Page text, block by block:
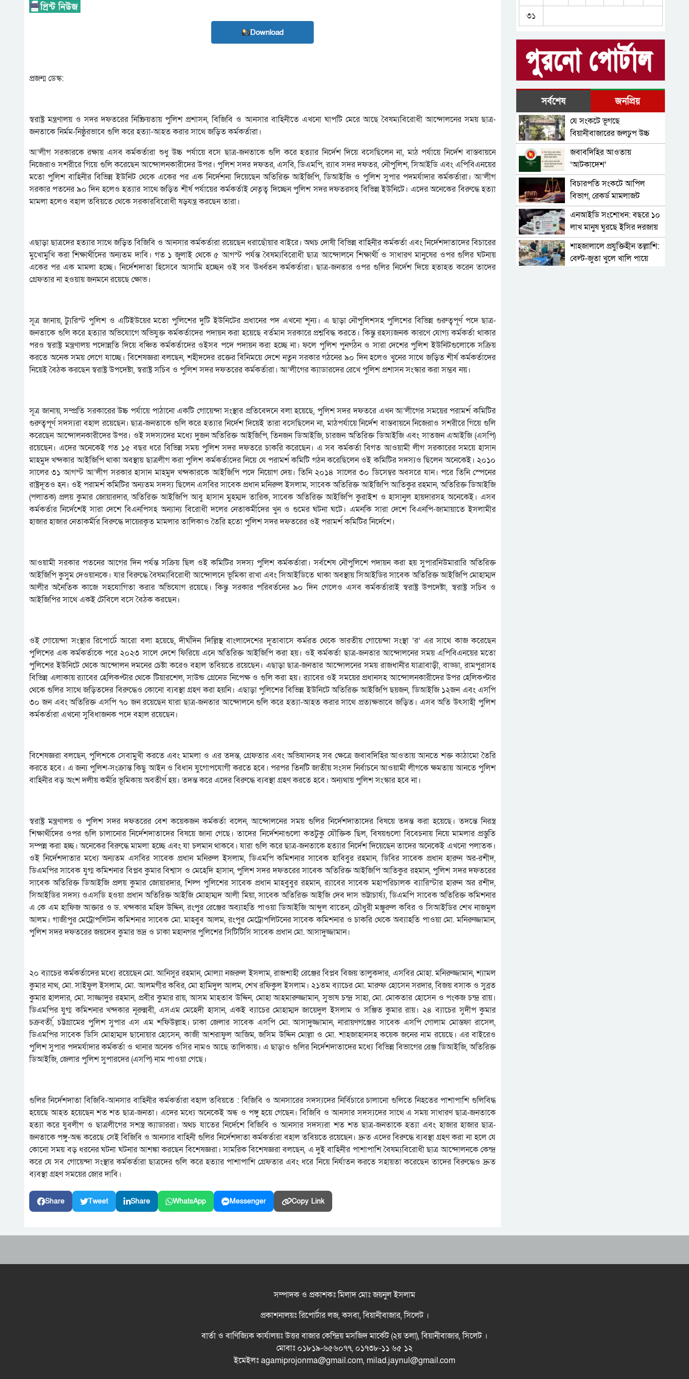
Download
প্রজন্ম ডেস্ক:
স্বরাষ্ট্র মন্ত্রণালয় ও সদর দফতরের নিষ্ক্রিয়তায় পুলিশ প্রশাসন, বিজিবি ও আনসার বাহিনীতে এখনো ঘাপটি মেরে আছে বৈষম্যবিরোধী আন্দোলনের সময় ছাত্র-
জনতাকে নির্মম-নিষ্ঠুরভাবে গুলি করে হত্যা-আহত করার সাথে জড়িত কর্মকর্তারা।
আ’লীগ সরকারকে রক্ষায় এসব কর্মকর্তারা শুধু উচ্চ পর্যায়ে বসে ছাত্র-জনতাকে গুলি করে হত্যার নির্দেশ দিয়ে বসেছিলেন না, মাঠ পর্যায়ে নির্দেশ বাস্তবায়নে
নিজেরাও সশরীরে গিয়ে গুলি করেছেন আন্দোলনকারীদের উপর। পুলিশ সদর দফতর, এসবি, ডিএমপি, র‌্যাব সদর দফতর, নৌপুলিশ, সিআইডি এবং এপিবিএনয়ের
মতো পুলিশ বাহিনীর বিভিন্ন ইউনিট থেকে একের পর এক নির্দেশনা দিয়েছেন অতিরিক্ত আইজিপি, ডিআইজি ও পুলিশ সুপার পদমর্যাদার কর্মকর্তারা। আ’লীগ
সরকার পতনের ৯০ দিন হলেও হত্যার সাথে জড়িত শীর্ষ পর্যায়ের কর্মকর্তাই নেতৃত্ব দিচ্ছেন পুলিশ সদর দফতরসহ বিভিন্ন ইউনিটে। এদের অনেকের বিরুদ্ধে হত্যা
মামলা হলেও বহাল তবিয়তে থেকে সরকারবিরোধী ষড়যন্ত্র করছেন তারা।
এছাড়া ছাত্রদের হত্যার সাথে জড়িত বিজিবি ও আনসার কর্মকর্তারা রয়েছেন ধরাছোঁয়ার বাইরে। অথচ দোষী বিভিন্ন বাহিনীর কর্মকর্তা এবং নির্দেশদাতাদের বিচারের
মুখোমুখি করা শিক্ষার্থীদের অন্যতম দাবি। গত ১ জুলাই থেকে ৫ আগস্ট পর্যন্ত বৈষম্যবিরোধী ছাত্র আন্দোলনে শিক্ষার্থী ও সাধারণ মানুষের ওপর গুলির ঘটনায়
একের পর এক মামলা হচ্ছে। নির্দেশদাতা হিসেবে আসামি হচ্ছেন ওই সব ঊর্ধ্বতন কর্মকর্তারা। ছাত্র-জনতার ওপর গুলির নির্দেশ দিয়ে হতাহত করেন তাদের
গ্রেফতার না হওয়ায় জনমনে রয়েছে ক্ষোভ।
সূত্র জানায়, ট্যুরিস্ট পুলিশ ও এটিইউয়ের মতো পুলিশের দুটি ইউনিটের প্রধানের পদ এখনো শূন্য। এ ছাড়া নৌপুলিশসহ পুলিশের বিভিন্ন গুরুত্বপূর্ণ পদে ছাত্র-
জনতাকে গুলি করে হত্যার অভিযোগে অভিযুক্ত কর্মকর্তাদের পদায়ন করা হয়েছে বর্তমান সরকারে প্রশ্নবিদ্ধ করতে। কিন্তু রহস্যজনক কারণে যোগ্য কর্মকর্তা থাকার
পরও স্বরাষ্ট্র মন্ত্রণালয় পদোন্নতি দিয়ে বঞ্চিত কর্মকর্তাদের ওইসব পদে পদায়ন করা হচ্ছে না। ফলে পুলিশ পুনর্গঠন ও সারা দেশের পুলিশ ইউনিটগুলোকে সক্রিয়
করতে অনেক সময় লেগে যাচ্ছে। বিশেষজ্ঞরা বলছেন, শহীদদের রক্তের বিনিময়ে দেশে নতুন সরকার গঠনের ৯০ দিন হলেও খুনের সাথে জড়িত শীর্ষ কর্মকর্তাদের
নিয়েই বৈঠক করছেন স্বরাষ্ট্র উপদেষ্টা, স্বরাষ্ট্র সচিব ও পুলিশ সদর দফতরের কর্মকর্তারা। আ’লীগের ক্যাডারদের রেখে পুলিশ প্রশাসন সংস্কার করা সম্ভব নয়।
সূত্র জানায়, সম্প্রতি সরকারের উচ্চ পর্যায়ে পাঠানো একটি গোয়েন্দা সংস্থার প্রতিবেদনে বলা হয়েছে, পুলিশ সদর দফতরে এখন আ’লীগের সময়ের পরামর্শ কমিটির
গুরুত্বপূর্ণ সদস্যরা বহাল রয়েছেন। ছাত্র-জনতাকে গুলি করে হত্যার নির্দেশ দিয়েই তারা বসেছিলেন না, মাঠপর্যায়ে নির্দেশ বাস্তবায়নে নিজেরাও সশরীরে গিয়ে গুলি
করেছেন আন্দোলনকারীদের উপর। ওই সদস্যদের মধ্যে দুজন অতিরিক্ত আইজিপি, তিনজন ডিআইজি, চারজন অতিরিক্ত ডিআইজি এবং সাতজন এআইজি (এসপি)
রয়েছেন। এদের অনেকেই গত ১৫ বছর ধরে বিভিন্ন সময় পুলিশ সদর দফতরে চাকরি করেছেন। এ সব কর্মকর্তা বিগত আওয়ামী লীগ সরকারের সময়ে হাসান
মাহমুদ খন্দকার আইজিপি থাকা অবস্থায় ছাত্রলীগ করা পুলিশ কর্মকর্তাদের নিয়ে যে পরামর্শ কমিটি গঠন করেছিলেন ওই কমিটির সদস্যও ছিলেন অনেকেই। ২০১০
সালের ৩১ আগস্ট আ’লীগ সরকার হাসান মাহমুদ খন্দকারকে আইজিপি পদে নিয়োগ দেয়। তিনি ২০১৪ সালের ৩০ ডিসেম্বর অবসরে যান। পরে তিনি স্পেনের
রাষ্ট্রদূতও হন। ওই পরামর্শ কমিটির অন্যতম সদস্য ছিলেন এসবির সাবেক প্রধান মনিরুল ইসলাম, সাবেক অতিরিক্ত আইজিপি আতিকুর রহমান, অতিরিক্ত ডিআইজি
(পলাতক) প্রলয় কুমার জোয়ারদার, অতিরিক্ত আইজিপি আবু হাসান মুহম্মদ তারিক, সাবেক অতিরিক্ত আইজিপি কুরাইশ ও হাসানুল হায়দারসহ অনেকেই। এসব
কর্মকর্তার নির্দেশেই সারা দেশে বিএনপিসহ অন্যান্য বিরোধী দলের নেতাকর্মীদের খুন ও গুমের ঘটনা ঘটে। এমনকি সারা দেশে বিএনপি-জামায়াতে ইসলামীর
হাজার হাজার নেতাকর্মীর বিরুদ্ধে দায়েরকৃত মামলার তালিকাও তৈরি হতো পুলিশ সদর দফতরের ওই পরামর্শ কমিটির নির্দেশে।
আওয়ামী সরকার পতনের আগের দিন পর্যন্ত সক্রিয় ছিল ওই কমিটির সদস্য পুলিশ কর্মকর্তারা। সর্বশেষ নৌপুলিশে পদায়ন করা হয় সুপারনিউমারারি অতিরিক্ত
আইজিপি কুসুম দেওয়ানকে। যার বিরুদ্ধে বৈষম্যবিরোধী আন্দোলনে ভূমিকা রাখা এবং সিআইডিতে থাকা অবস্থায় সিআইডির সাবেক অতিরিক্ত আইজিপি মোহাম্মদ
আলীর অনৈতিক কাজে সহযোগিতা করার অভিযোগ রয়েছে। কিন্তু সরকার পরিবর্তনের ৯০ দিন গেলেও এসব কর্মকর্তারাই স্বরাষ্ট্র উপদেষ্টা, স্বরাষ্ট্র সচিব ও
আইজিপির সাথে একই টেবিলে বসে বৈঠক করছেন।
ওই গোয়েন্দা সংস্থার রিপোর্টে আরো বলা হয়েছে, দীর্ঘদিন দিল্লিস্থ বাংলাদেশের দূতাবাসে কর্মরত থেকে ভারতীয় গোয়েন্দা সংস্থা ‘র’ এর সাথে কাজ করেছেন
পুলিশের এক কর্মকর্তাকে পরে ২০২৩ সালে দেশে ফিরিয়ে এনে অতিরিক্ত আইজিপি করা হয়। ওই কর্মকর্তা ছাত্র-জনতার আন্দোলনের সময় এপিবিএনয়ের মতো
পুলিশের ইউনিটে থেকে আন্দোলন দমনের চেষ্টা করেও বহাল তবিয়তে রয়েছেন। এছাড়া ছাত্র-জনতার আন্দোলনের সময় রাজধানীর যাত্রাবাড়ী, বাড্ডা, রামপুরাসহ
বিভিন্ন এলাকায় র‌্যাবের হেলিকপ্টার থেকে টিয়ারশেল, সাউন্ড গ্রেনেড নিপেক্ষ ও গুলি করা হয়। র‌্যাবের ওই সময়ের প্রধানসহ আন্দোলনকারীদের উপর হেলিকপ্টার
থেকে গুলির সাথে জড়িতদের বিরুদ্ধেও কোনো ব্যবস্থা গ্রহণ করা হয়নি। এছাড়া পুলিশের বিভিন্ন ইউনিটে অতিরিক্ত আইজিপি ছয়জন, ডিআইজি ১২জন এবং এসপি
৩০ জন এবং অতিরিক্ত এসপি ৭০ জন রয়েছেন যারা ছাত্র-জনতার আন্দোলনে গুলি করে হত্যা-আহত করার সাথে প্রত্যক্ষভাবে জড়িত। এসব অতি উৎসাহী পুলিশ
কর্মকর্তারা এখনো সুবিধাজনক পদে বহাল রয়েছেন।
বিশেষজ্ঞরা বলছেন, পুলিশকে সেবামুখী করতে এবং মামলা ও এর তদন্ত, গ্রেফতার এবং অভিযানসহ সব ক্ষেত্রে জবাবদিহির আওতায় আনতে শক্ত কাঠামো তৈরি
করতে হবে। এ জন্য পুলিশ-সংক্রান্ত কিছু আইন ও বিধান যুগোপযোগী করতে হবে। পরপর তিনটি জাতীয় সংসদ নির্বাচনে আওয়ামী লীগকে ক্ষমতায় আনতে পুলিশ
বাহিনীর বড় অংশ দলীয় কর্মীর ভূমিকায় অবতীর্ণ হয়। তদন্ত করে এদের বিরুদ্ধে ব্যবস্থা গ্রহণ করতে হবে। অন্যথায় পুলিশ সংস্কার হবে না।
স্বরাষ্ট্র মন্ত্রণালয় ও পুলিশ সদর দফতরের বেশ কয়েকজন কর্মকর্তা বলেন, আন্দোলনের সময় গুলির নির্দেশদাতাদের বিষয়ে তদন্ত করা হয়েছে। তদন্তে নিরস্ত্র
শিক্ষার্থীদের ওপর গুলি চালানোর নির্দেশদাতাদের বিষয়ে জানা গেছে। তাদের নির্দেশনাগুলো কতটুকু যৌক্তিক ছিল, বিষয়গুলো বিবেচনায় নিয়ে মামলার প্রস্তুতি
সম্পন্ন করা হচ্ছ। অনেকের বিরুদ্ধে মামলা হচ্ছে এবং যা চলমান থাকবে। যারা গুলি করে ছাত্র-জনতাকে হত্যার নির্দেশ দিয়েছেন তাদের অনেকেই এখনো পলাতক।
ওই নির্দেশদাতার মধ্যে অন্যতম এসবির সাবেক প্রধান মনিরুল ইসলাম, ডিএমপি কমিশনার সাবেক হাবিবুর রহমান, ডিবির সাবেক প্রধান হারুন অর-রশীদ,
ডিএমপির সাবেক যুগ্ম কমিশনার বিপ্লব কুমার বিশ্বাস ও মেহেদি হাসান, পুলিশ সদর দফতরের সাবেক অতিরিক্ত আইজিপি আতিকুর রহমান, পুলিশ সদর দফতরের
সাবেক অতিরিক্ত ডিআইজি প্রলয় কুমার জোয়ারদার, শিল্প পুলিশের সাবেক প্রধান মাহবুবুর রহমান, র‌্যাবের সাবেক মহাপরিচালক ব্যারিস্টার হারুন অর রশীদ,
সিআইডির সদস্য ওএসডি হওয়া প্রধান অতিরিক্ত আইজি মোহাম্মদ আলী মিয়া, সাবেক অতিরিক্ত আইজি দেব দাস ভট্টাচার্য্য, ডিএমপি সাবেক অতিরিক্ত কমিশনার
এ কে এম হাফিজ আক্তার ও ড. খন্দকার মহিদ উদ্দিন, রংপুর রেঞ্জের অব্যাহতি পাওয়া ডিআইজি আব্দুল বাতেন, চৌধুরী মঞ্জুরুল কবির ও সিআইডির শেখ নাজমুল
আলম। গাজীপুর মেট্রোপলিটন কমিশনার সাবেক মো. মাহবুব আলম, রংপুর মেট্রোপলিটনের সাবেক কমিশনার ও চাকরি থেকে অব্যাহতি পাওয়া মো. মনিরুজ্জামান,
পুলিশ সদর দফতরের জয়দেব কুমার ভদ্র ও ঢাকা মহানগর পুলিশের সিটিটিসি সাবেক প্রধান মো. আসাদুজ্জামান।
২০ ব্যাচের কর্মকর্তাদের মধ্যে রয়েছেন মো. আনিসুর রহমান, মোল্যা নজরুল ইসলাম, রাজশাহী রেঞ্জের বিপ্লব বিজয় তালুকদার, এসবির মোহা. মনিরুজ্জামান, শ্যামল
কুমার নাথ, মো. সাইফুল ইসলাম, মো. আলমগীর কবির, মো হামিদুল আলম, শেখ রফিকুল ইসলাম। ২১তম ব্যাচের মো. মারুফ হোসেন সরদার, বিজয় বসাক ও সুব্রত
কুমার হালদার, মো. সাজ্জাদুর রহমান, প্রবীর কুমার রায়, আসম মাহতাব উদ্দিন, মোহা আহমারুজ্জামান, সুভাষ চন্দ্র সাহা, মো. মোকতার হোসেন ও পংকজ চন্দ্র রায়।
ডিএমপির যুগ্ম কমিশনার খন্দকার নূরুন্নবী, এসএম মেহেদী হাসান, একই ব্যাচের মোহাম্মদ জায়েদুল ইসলাম ও সঞ্জিত কুমার রায়। ২৪ ব্যাচের সুদীপ কুমার
চক্রবর্তী, চট্টগ্রামের পুলিশ সুপার এস এম শফিউল্লাহ। ঢাকা জেলার সাবেক এসপি মো. আসাদুজ্জামান, নারায়ণগঞ্জের সাবেক এসপি গোলাম মোস্তফা রাসেল,
ডিএমপির সাবেক ডিসি মোহাম্মদ ছানোয়ার হোসেন, কাজী আশরাফুল আজিম, জসিম উদ্দিন মোল্লা ও মো. শাহজাহানসহ কয়েক জনের নাম রয়েছে। এর বাইরেও
পুলিশ সুপার পদমর্যাদার কর্মকর্তা ও থানার অনেক ওসির নামও আছে তালিকায়। এ ছাড়াও গুলির নির্দেশদাতাদের মধ্যে বিভিন্ন বিভাগের রেঞ্জ ডিআইজি, অতিরিক্ত
ডিআইজি, জেলার পুলিশ সুপারদের (এসপি) নাম পাওয়া গেছে।
গুলির নির্দেশদাতা বিজিবি-আনসার বাহিনীর কর্মকর্তারা বহাল তবিয়তে : বিজিবি ও আনসারের সদস্যদের নির্বিচারে চালানো গুলিতে নিহতের পাশাপাশি গুলিবিদ্ধ
হয়েছে আহত হয়েছেন শত শত ছাত্র-জনতা। এদের মধ্যে অনেকেই অন্ধ ও পঙ্গু হয়ে গেছেন। বিজিবি ও আনসার সদস্যদের সাথে এ সময় সাধারণ ছাত্র-জনতাকে
হত্যা করে যুবলীগ ও ছাত্রলীগের সশস্ত্র ক্যাডাররা। অথচ যাতের নির্দেশে বিজিবি ও আনসার সদস্যরা শত শত ছাত্র-জনতাকে হত্যা এবং হাজার হাজার ছাত্র-
জনতাকে পঙ্গু-অন্ধ করেছে সেই বিজিবি ও আনসার বাহিনী গুলির নির্দেশদাতা কর্মকর্তারা বহাল তবিয়তে রয়েছেন। দ্রুত এদের বিরুদ্ধে ব্যবস্থা গ্রহণ করা না হলে যে
কোনো সময় বড় ধরনের ঘটনা ঘটনার আশঙ্কা করছেন বিশেষজ্ঞরা। সামরিক বিশেষজ্ঞরা বলছেন, এ দুই বাহিনীর পাশাপাশি বৈষম্যবিরোধী ছাত্র আন্দোলনকে কেন্দ্র
করে যে সব গোয়েন্দা সংস্থার কর্মকর্তারা ছাত্রদের গুলি করে হত্যার পাশাপাশি গ্রেফতার এবং ধরে নিয়ে নির্যাতন করতে সহায়তা করেছেন তাদের বিরুদ্ধেও দ্রুত
ব্যবস্থা গ্রহণ সময়ের জোর দাবি।
Share Tweet Share WhatsApp Messenger Copy Link
চব্বিশের মামলার তদন্ত,
রপ্তানিতে ঊর্ধ্বমুখী প্রবণতা নিয়ে
অর্থবছর শুরু
জুলাই আন্দোলনের পরিচিত
মুখেরা কে কোথায়
২১ বছরের দুদকে নজিরবিহীন
শূন্যতা, হাল ধরবে কে?
খাদ্যে সর্বগ্রাসী ভেজাল
৩১
সর্বশেষ জনপ্রিয়
যে সংকটে ভূগছে
বিয়ানীবাজারের জলঢুপ উচ্চ
বিদ্যালয়
জবাবদিহির আওতায়
‘আটকাদেশ’
বিচারপতি সংকটে আপিল
বিভাগ, রেকর্ড মামলাজট
এনআইডি সংশোধন: বছরে ১০
লাখ মানুষ ঘুরছে ইসির দরজায়
শাহজালালে প্রযুক্তিহীন তল্লাশি:
বেল্ট-জুতা খুলে খালি পায়ে
সম্পাদক ও প্রকাশকঃ মিলাদ মোঃ জয়নুল ইসলাম
প্রকাশনালয়ঃ রিপোর্টার লজ, কসবা, বিয়ানীবাজার, সিলেট ।
বার্তা ও বাণিজ্যিক কার্যালয়ঃ উত্তর বাজার কেন্দ্রিয় মসজিদ মার্কেট (২য় তলা), বিয়ানীবাজার, সিলেট ।
মোবাঃ ০১৮১৯-৬৫৬০৭৭, ০১৭৩৮-১১ ৬৫ ১২
ইমেইলঃ agamiprojonma@gmail.com, milad.jaynul@gmail.com